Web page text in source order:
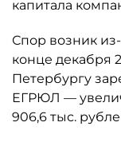
капитала
Спор возник
конце декабря
Петербургу
ЕГРЮЛ —
906,6 тыс.